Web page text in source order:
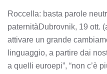
Roccella: basta parole
paternitàDubrovnik, 19 ott.
attivare un grande
linguaggio, a partire dai
a quelli euroepi”, “non c’è